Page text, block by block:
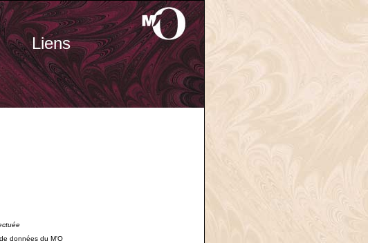
Liens
données du M'O